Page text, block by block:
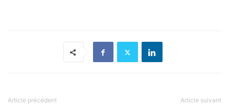
Article précédent Article suivant